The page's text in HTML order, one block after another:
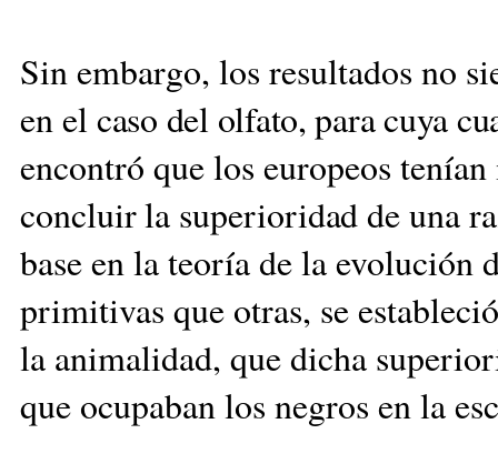
Sin embargo, los resultados no
en el caso del olfato, para cuya
encontró que los europeos
concluir la superioridad de una
base en la teoría de la evolución
primitivas que otras, se estable
la animalidad, que dicha
que ocupaban los negros en la